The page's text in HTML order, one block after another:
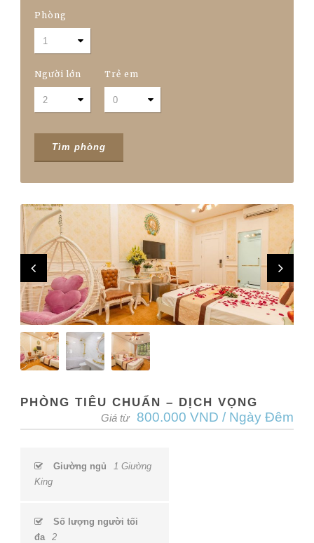
Phòng
Người lớn Trẻ em
PHÒNG TIÊU CHUẨN – DỊCH VỌNG
Giá từ 800.000 VND / Ngày Đêm
Giường ngủ
1 Giường
King
Số lượng người tối
đa
2